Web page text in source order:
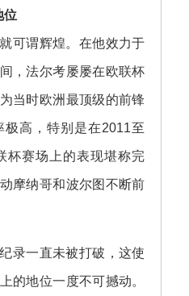
位
可谓辉煌。在他效力于
，法尔考屡屡在欧联杯
当时欧洲最顶级的前锋
高，特别是在2011至
杯赛场上的表现堪称完
摩纳哥和波尔图不断前
录一直未被打破，这使
的地位一度不可撼动。